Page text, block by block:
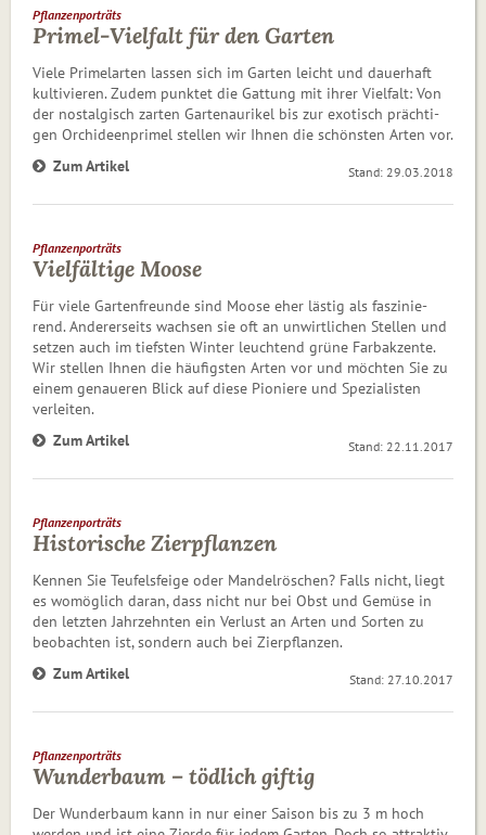
Pflanzenporträts
Primel-Vielfalt für den Garten
Viele Primelarten lassen sich im Garten leicht und dauerhaft
kultivieren. Zudem punktet die Gattung mit ihrer Vielfalt: Von
der nostalgisch zarten Gartenaurikel bis zur exotisch präch­ti­
gen Orchideenprimel stellen wir Ihnen die schönsten Arten vor.
Zum Artikel
Stand: 29.03.2018
Pflanzenporträts
Vielfältige Moose
Für viele Gartenfreunde sind Moose eher lästig als fas­zi­nie­
rend. Andererseits wachsen sie oft an unwirtlichen Stellen und
setzen auch im tiefsten Winter leuchtend grüne Farb­ak­zen­te.
Wir stellen Ihnen die häufigsten Arten vor und möchten Sie zu
einem genaueren Blick auf diese Pioniere und Spe­zia­lis­ten
verleiten.
Zum Artikel
Stand: 22.11.2017
Pflanzenporträts
Historische Zierpflanzen
Kennen Sie Teufelsfeige oder Mandelröschen? Falls nicht, liegt
es womöglich daran, dass nicht nur bei Obst und Gemüse in
den letzten Jahrzehnten ein Verlust an Arten und Sorten zu
beobachten ist, sondern auch bei Zierpflanzen.
Zum Artikel
Stand: 27.10.2017
Pflanzenporträts
Wunderbaum – tödlich giftig
Der Wunderbaum kann in nur einer Saison bis zu 3 m hoch